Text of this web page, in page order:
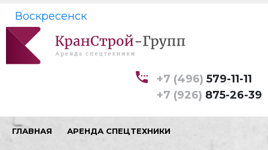
+7 (496) 579-11-11
+7 (926) 875-26-39
Воскресенск
ГЛАВНАЯ АРЕНДА СПЕЦТЕХНИКИ